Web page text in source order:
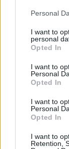
Personal
I want to
personal
Opted In
I want to
Personal
Opted In
I want to
Personal
Opted In
I want to
Retention,
permanente,
Afin de